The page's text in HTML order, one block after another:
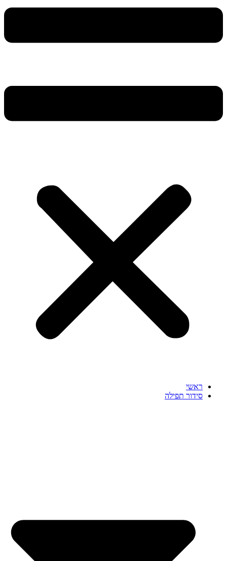
ראשי
סידור תפילה